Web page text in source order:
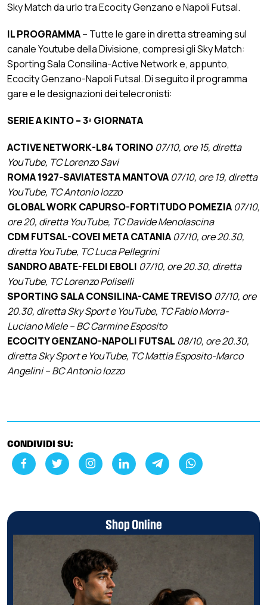
Sky Match da urlo tra Ecocity Genzano e Napoli Futsal.
IL PROGRAMMA– Tutte le gare in diretta streaming sul
canale Youtube della Divisione, compresi gli Sky Match:
Sporting Sala Consilina-Active Network e, appunto,
Ecocity Genzano-Napoli Futsal. Di seguito il programma
gare e le designazioni dei telecronisti:
SERIE A KINTO – 3ª GIORNATA
ACTIVE NETWORK-L84 TORINO 07/10, ore 15, diretta
YouTube, TC Lorenzo Savi
ROMA 1927-SAVIATESTA MANTOVA 07/10, ore 19, diretta
YouTube, TC Antonio Iozzo
GLOBAL WORK CAPURSO-FORTITUDO POMEZIA 07/10,
ore 20, diretta YouTube, TC Davide Menolascina
CDM FUTSAL-COVEI META CATANIA 07/10, ore 20.30,
diretta YouTube, TC Luca Pellegrini
SANDRO ABATE-FELDI EBOLI 07/10, ore 20.30, diretta
YouTube, TC Lorenzo Poliselli
SPORTING SALA CONSILINA-CAME TREVISO 07/10, ore
20.30, diretta Sky Sport e YouTube, TC Fabio Morra-
Luciano Miele – BC Carmine Esposito
ECOCITY GENZANO-NAPOLI FUTSAL 08/10, ore 20.30,
diretta Sky Sport e YouTube, TC Mattia Esposito-Marco
Angelini – BC Antonio Iozzo
CONDIVIDI SU:
Shop Online